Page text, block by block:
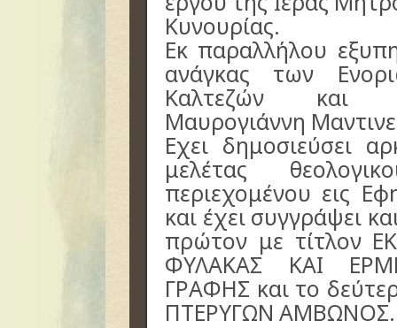
Κυνουρίας.
Εκ παραλλήλου
ανάγκας των
Καλτεζών και
Μαυρογιάννη
Εχει δημοσιεύσει
μελέτας
περιεχομένου εις
και έχει συγγράψει
πρώτον με τίτλον
ΦΥΛΑΚΑΣ ΚΑΙ
ΓΡΑΦΗΣ και το
ΠΤΕΡΥΓΩΝ ΑΜΒΩΝΟΣ.